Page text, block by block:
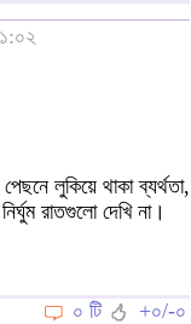
লুকিয়ে থাকা ব্যর্থতা,
রাতগুলো দেখি না।
০ টি
+০/-০